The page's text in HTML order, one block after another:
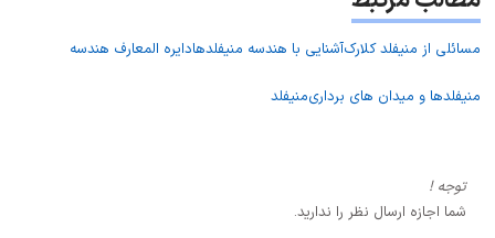
مسائلی از منیفلد کلارکآشنایی با هندسه منیفلدهادایره المعارف هندسه
منیفلدها و میدان های برداریمنیفلد
توجه !
شما اجازه ارسال نظر را ندارید.